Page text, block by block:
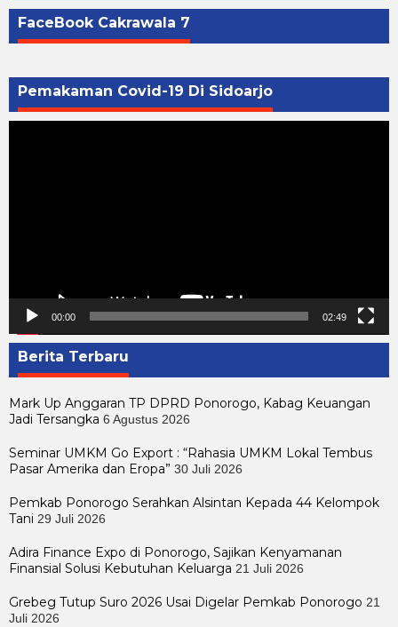
FaceBook Cakrawala 7
Pemakaman Covid-19 Di Sidoarjo
00:00 02:49
Berita Terbaru
Mark Up Anggaran TP DPRD Ponorogo, Kabag Keuangan
Jadi Tersangka 6 Agustus 2026
Seminar UMKM Go Export : “Rahasia UMKM Lokal Tembus
Pasar Amerika dan Eropa” 30 Juli 2026
Pemkab Ponorogo Serahkan Alsintan Kepada 44 Kelompok
Tani 29 Juli 2026
Adira Finance Expo di Ponorogo, Sajikan Kenyamanan
Finansial Solusi Kebutuhan Keluarga 21 Juli 2026
Grebeg Tutup Suro 2026 Usai Digelar Pemkab Ponorogo 21
Juli 2026